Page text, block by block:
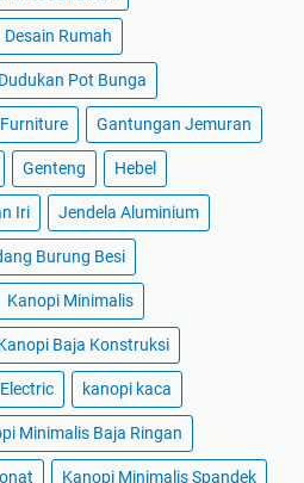
Desain Rumah
Dudukan Pot Bunga
Furniture Gantungan Jemuran
Genteng Hebel
Iri Jendela Aluminium
Burung Besi
Kanopi Minimalis
Baja Konstruksi
kanopi kaca
Minimalis Baja Ringan
Kanopi Minimalis Spandek